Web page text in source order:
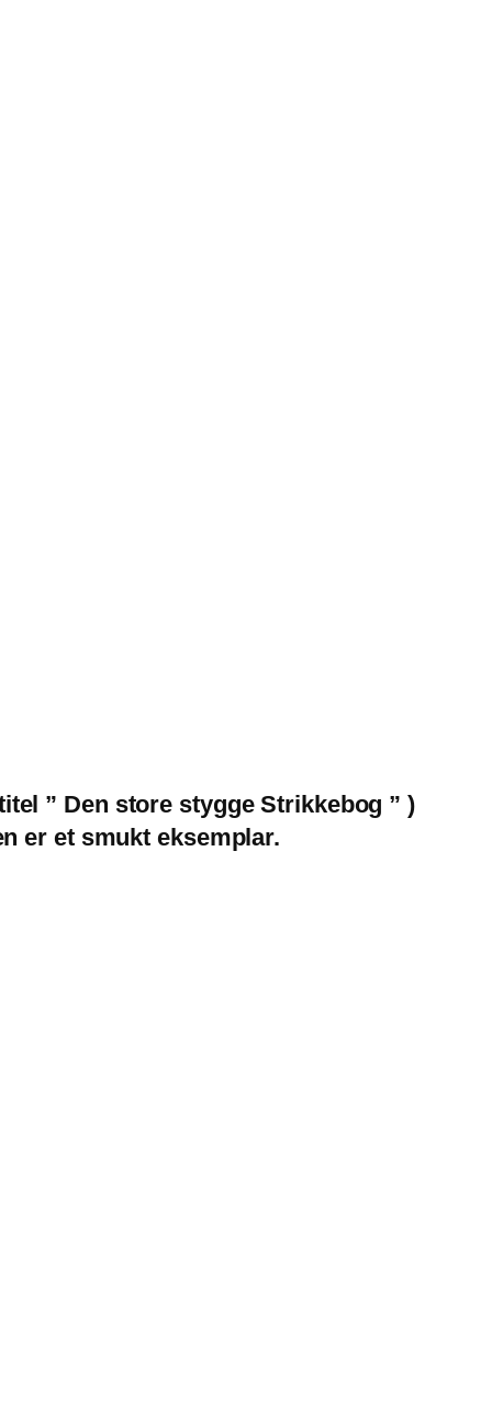
” Den store stygge Strikkebog ” )
er et smukt eksemplar.